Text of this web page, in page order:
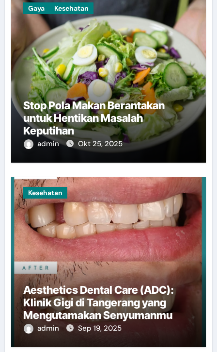
Gaya Kesehatan
Stop Pola Makan Berantakan
untuk Hentikan Masalah
Keputihan
admin Okt 25, 2025
Kesehatan
Aesthetics Dental Care (ADC):
Klinik Gigi di Tangerang yang
Mengutamakan Senyumanmu
admin Sep 19, 2025